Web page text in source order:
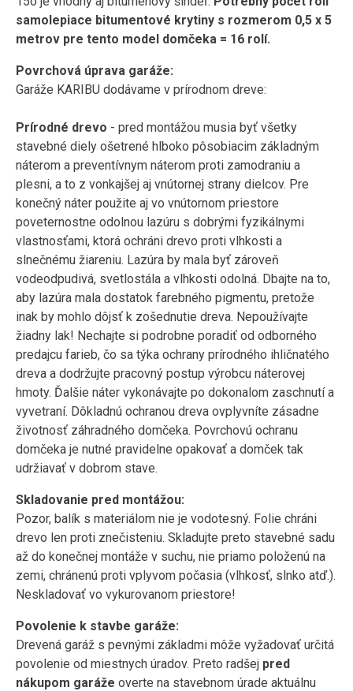
samolepiace bitumentové krytiny s rozmerom 0,5 x 5
metrov pre tento model domčeka = 16 rolí.
Povrchová úprava garáže:
Garáže KARIBU dodávame v prírodnom dreve:
Prírodné drevo - pred montážou musia byť všetky
stavebné diely ošetrené hlboko pôsobiacim základným
náterom a preventívnym náterom proti zamodraniu a
plesni, a to z vonkajšej aj vnútornej strany dielcov. Pre
konečný náter použite aj vo vnútornom priestore
poveternostne odolnou lazúru s dobrými fyzikálnymi
vlastnosťami, ktorá ochráni drevo proti vlhkosti a
slnečnému žiareniu. Lazúra by mala byť zároveň
vodeodpudivá, svetlostála a vlhkosti odolná. Dbajte na to,
aby lazúra mala dostatok farebného pigmentu, pretože
inak by mohlo dôjsť k zošednutie dreva. Nepoužívajte
žiadny lak! Nechajte si podrobne poradiť od odborného
predajcu farieb, čo sa týka ochrany prírodného ihličnatého
dreva a dodržujte pracovný postup výrobcu náterovej
hmoty. Ďalšie náter vykonávajte po dokonalom zaschnutí a
vyvetraní. Dôkladnú ochranou dreva ovplyvníte zásadne
životnosť záhradného domčeka. Povrchovú ochranu
domčeka je nutné pravidelne opakovať a domček tak
udržiavať v dobrom stave.
Skladovanie pred montážou:
Pozor, balík s materiálom nie je vodotesný. Folie chráni
drevo len proti znečisteniu. Skladujte preto stavebné sadu
až do konečnej montáže v suchu, nie priamo položenú na
zemi, chránenú proti vplyvom počasia (vlhkosť, slnko atď.).
Neskladovať vo vykurovanom priestore!
Povolenie k stavbe garáže:
Drevená garáž s pevnými základmi môže vyžadovať určitá
povolenie od miestnych úradov. Preto radšej pred
nákupom garáže overte na stavebnom úrade aktuálnu